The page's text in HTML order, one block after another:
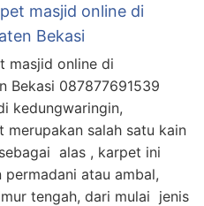
masjid online di
Bekasi
masjid online di
Bekasi 087877691539
kedungwaringin,
salah satu kain
alas , karpet ini
atau ambal,
tengah, dari mulai jenis